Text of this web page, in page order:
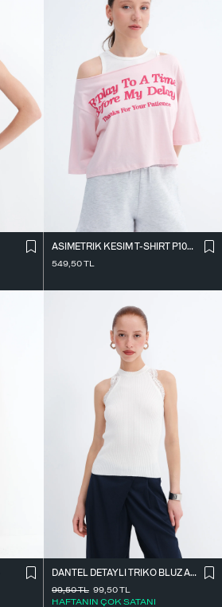
ASIMETRIK KESIM T-SHIRT P10719
549,50TL
DANTEL DETAYLI TRIKO BLUZ A2957
99,50TL
HAFTANIN ÇOK SATANI
99,50TL